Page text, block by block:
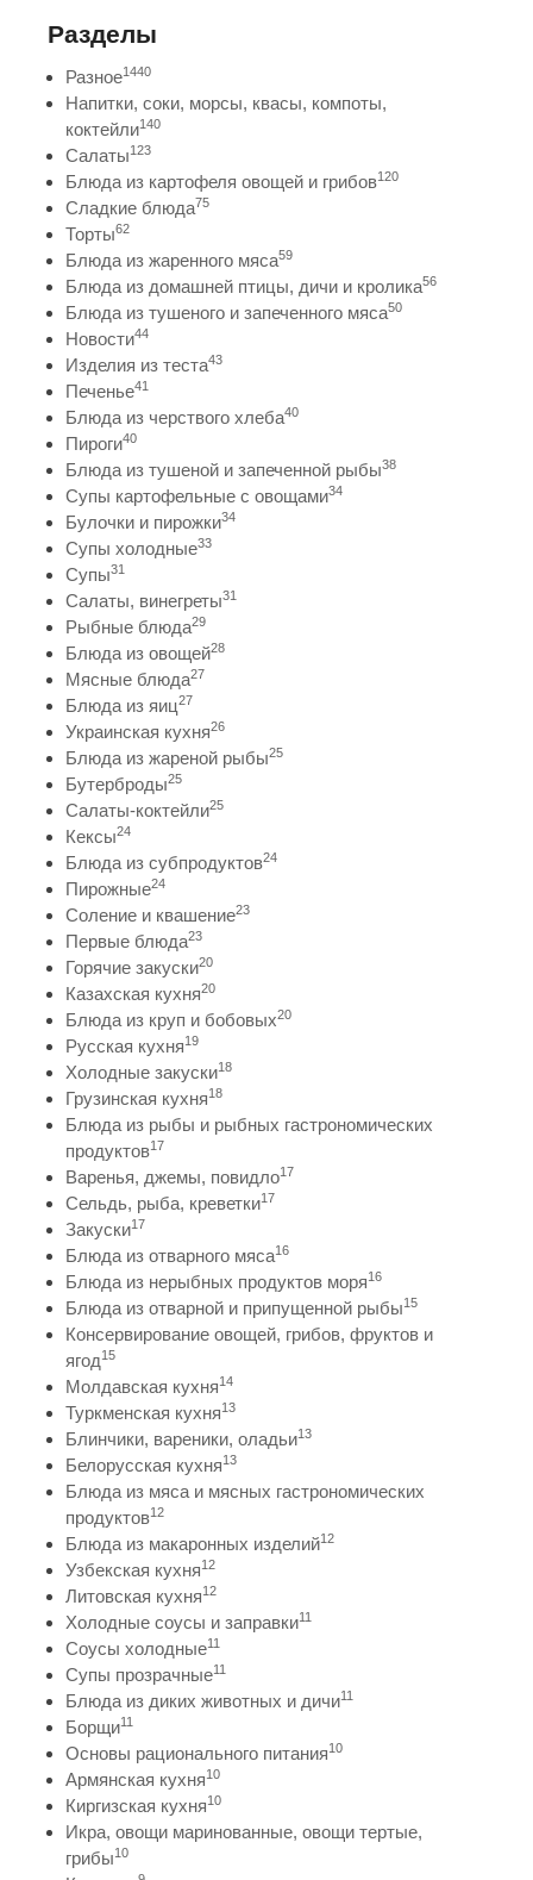
Разделы
Разное1440
Напитки, соки, морсы, квасы, компоты,
коктейли140
Салаты123
Блюда из картофеля овощей и грибов120
Сладкие блюда75
Торты62
Блюда из жаренного мяса59
Блюда из домашней птицы, дичи и кролика56
Блюда из тушеного и запеченного мяса50
Новости44
Изделия из теста43
Печенье41
Блюда из черствого хлеба40
Пироги40
Блюда из тушеной и запеченной рыбы38
Супы картофельные с овощами34
Булочки и пирожки34
Супы холодные33
Супы31
Салаты, винегреты31
Рыбные блюда29
Блюда из овощей28
Мясные блюда27
Блюда из яиц27
Украинская кухня26
Блюда из жареной рыбы25
Бутерброды25
Салаты-коктейли25
Кексы24
Блюда из субпродуктов24
Пирожные24
Соление и квашение23
Первые блюда23
Горячие закуски20
Казахская кухня20
Блюда из круп и бобовых20
Русская кухня19
Холодные закуски18
Грузинская кухня18
Блюда из рыбы и рыбных гастрономических
продуктов17
Варенья, джемы, повидло17
Сельдь, рыба, креветки17
Закуски17
Блюда из отварного мяса16
Блюда из нерыбных продуктов моря16
Блюда из отварной и припущенной рыбы15
Консервирование овощей, грибов, фруктов и
ягод15
Молдавская кухня14
Туркменская кухня13
Блинчики, вареники, оладьи13
Белорусская кухня13
Блюда из мяса и мясных гастрономических
продуктов12
Блюда из макаронных изделий12
Узбекская кухня12
Литовская кухня12
Холодные соусы и заправки11
Соусы холодные11
Супы прозрачные11
Блюда из диких животных и дичи11
Борщи11
Основы рационального питания10
Армянская кухня10
Киргизская кухня10
Икра, овощи маринованные, овощи тертые,
грибы10